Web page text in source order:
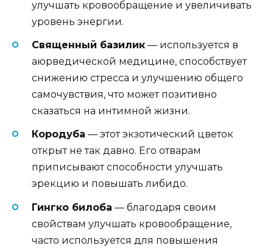
улучшать кровообращение и увеличивать
уровень энергии.
Священный базилик — используется в
аюрведической медицине, способствует
снижению стресса и улучшению общего
самочувствия, что может позитивно
сказаться на интимной жизни.
Кородуба — этот экзотический цветок
открыт не так давно. Его отварам
приписывают способности улучшать
эрекцию и повышать либидо.
Гингко билоба — благодаря своим
свойствам улучшать кровообращение,
часто используется для повышения